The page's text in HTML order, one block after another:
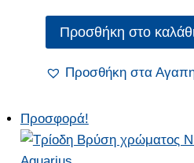
Προσθήκη στο καλάθι
Προσθήκη στα
Προσφορά!